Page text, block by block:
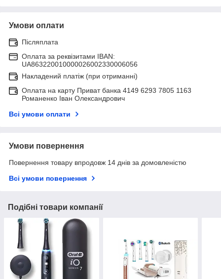
Умови оплати
Післяплата
Оплата за реквізитами IBAN:
UA863220010000026002330006056
Накладений платіж (при отриманні)
Оплата на карту Приват банка 4149 6293 7805 1163
Романенко Іван Олександрович
Всі умови оплати
Умови повернення
Повернення товару впродовж 14 днів за домовленістю
Всі умови повернення
Подібні товари компанії